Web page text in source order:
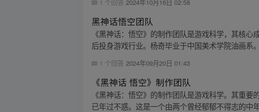
1 个回答 2024年10月16日 02:58
黑神话悟空团队
《黑神话：悟空》的制作团队是游戏科学，其核
后投身游戏行业。杨奇毕业于中国美术学院油画系
1 个回答 2024年09月20日 01:43
《黑神话 悟空》制作团队
《黑神话：悟空》的制作团队是游戏科学。其重
已年过不惑。这是一个由两个曾经郁郁不得志的中